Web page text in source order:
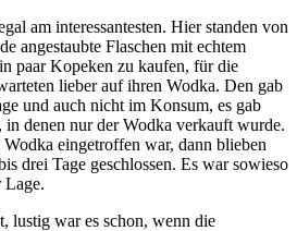
am interessantesten. Hier standen von
angestaubte Flaschen mit echtem
paar Kopeken zu kaufen, für die
lieber auf ihren Wodka. Den gab
und auch nicht im Konsum, es gab
denen nur der Wodka verkauft wurde.
eingetroffen war, dann blieben
drei Tage geschlossen. Es war sowieso
Lage.
lustig war es schon, wenn die